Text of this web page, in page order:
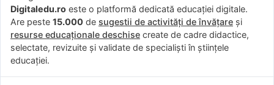
Digitaledu.ro este o platformă dedicată educației digitale.
Are peste 15.000 de sugestii de activități de învățare și
resurse educaționale deschise create de cadre didactice,
selectate, revizuite și validate de specialiști în științele
educației.